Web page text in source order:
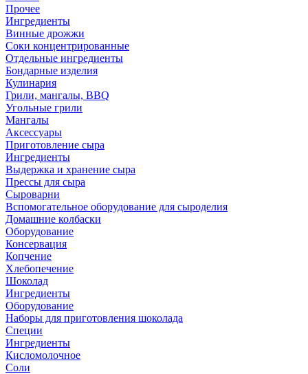
Прочее
Ингредиенты
Винные дрожжи
Соки концентрированные
Отдельные ингредиенты
Бондарные изделия
Кулинария
Грили, мангалы, BBQ
Угольные грили
Мангалы
Аксессуары
Приготовление сыра
Ингредиенты
Выдержка и хранение сыра
Прессы для сыра
Сыроварни
Вспомогательное оборудование для сыроделия
Домашние колбаски
Оборудование
Консервация
Копчение
Хлебопечение
Шоколад
Ингредиенты
Оборудование
Наборы для приготовления шоколада
Специи
Ингредиенты
Кисломолочное
Соли